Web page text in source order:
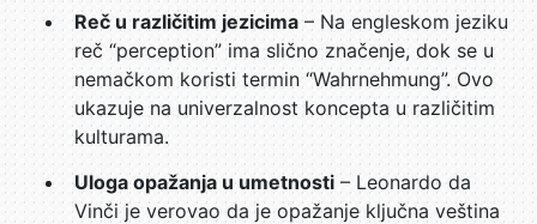
Reč u različitim jezicima– Na engleskom jeziku
reč “perception” ima slično značenje, dok se u
nemačkom koristi termin “Wahrnehmung”. Ovo
ukazuje na univerzalnost koncepta u različitim
kulturama.
Uloga opažanja u umetnosti – Leonardo da
Vinči je verovao da je opažanje ključna veština